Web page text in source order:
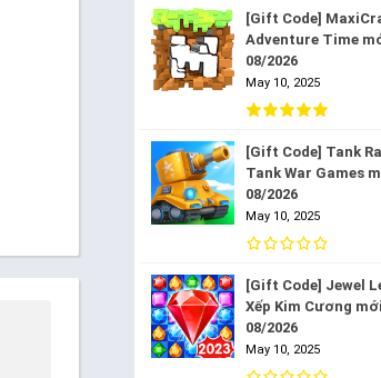
[Gift Code]
Adventure Time
08/2026
May 10, 2025
[Gift Code] Tank
Tank War Games
08/2026
May 10, 2025
[Gift Code] Jewel
Xếp Kim Cương
08/2026
May 10, 2025